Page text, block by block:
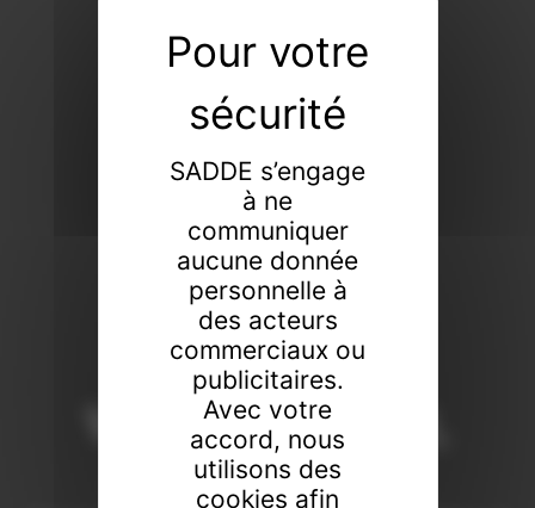
Vendeur de tout,
faiseur de rien
SADDE s’engage
à ne
communiquer
aucune donnée
personnelle à
des acteurs
commerciaux ou
publicitaires.
Avec votre
accord, nous
utilisons des
cookies afin